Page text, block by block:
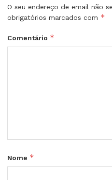
O seu endereço de email não
obrigatórios marcados com *
Comentário *
Nome *